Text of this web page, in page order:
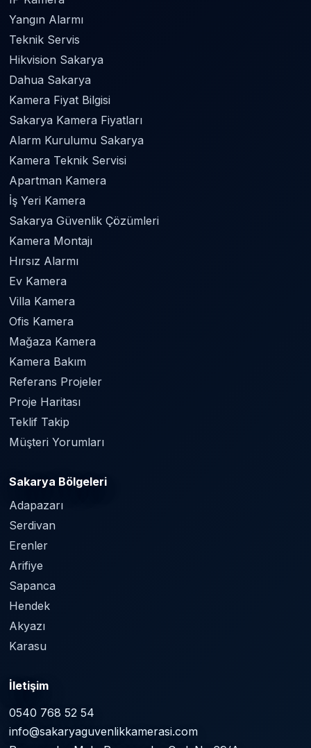
Yangın Alarmı
Teknik Servis
Hikvision Sakarya
Dahua Sakarya
Kamera Fiyat Bilgisi
Sakarya Kamera Fiyatları
Alarm Kurulumu Sakarya
Kamera Teknik Servisi
Apartman Kamera
İş Yeri Kamera
Sakarya Güvenlik Çözümleri
Kamera Montajı
Hırsız Alarmı
Ev Kamera
Villa Kamera
Ofis Kamera
Mağaza Kamera
Kamera Bakım
Referans Projeler
Proje Haritası
Teklif Takip
Müşteri Yorumları
Sakarya Bölgeleri
Adapazarı
Serdivan
Erenler
Arifiye
Sapanca
Hendek
Akyazı
Karasu
İletişim
0540 768 52 54
info@sakaryaguvenlikkamerasi.com